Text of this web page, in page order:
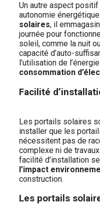
Un autre aspect
autonomie
solaires, il
journée pour
soleil, comme la nuit
capacité d’auto-
l’utilisation de
consommation
Facilité
Les portails solaires
installer que les
nécessitent pas de
complexe ni de
facilité d’installation
l’impact
construction.
Les portails